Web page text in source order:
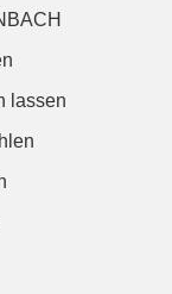
lassen